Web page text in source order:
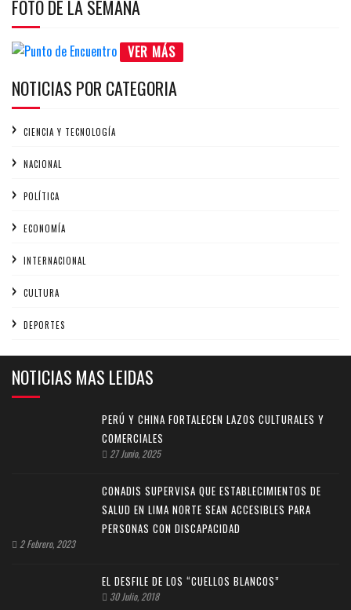
FOTO DE LA SEMANA
VER MÁS
NOTICIAS POR CATEGORIA
CIENCIA Y TECNOLOGÍA
NACIONAL
POLÍTICA
ECONOMÍA
INTERNACIONAL
CULTURA
DEPORTES
NOTICIAS MAS LEIDAS
PERÚ Y CHINA FORTALECEN LAZOS CULTURALES Y
COMERCIALES
27 Junio, 2025
CONADIS SUPERVISA QUE ESTABLECIMIENTOS DE
SALUD EN LIMA NORTE SEAN ACCESIBLES PARA
PERSONAS CON DISCAPACIDAD
2 Febrero, 2023
EL DESFILE DE LOS “CUELLOS BLANCOS”
30 Julio, 2018